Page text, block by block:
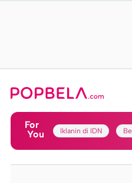
For
You
Iklanin di IDN